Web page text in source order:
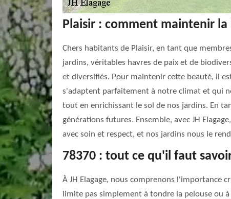
Plaisir : comment maintenir
Chers habitants de Plaisir, en tant que
jardins, véritables havres de paix et de
et diversifiés. Pour maintenir cette beauté, il
s'adaptent parfaitement à notre climat et qui
tout en enrichissant le sol de nos jardins. En
générations futures. Ensemble, avec JH
avec soin et respect, et nos jardins nous le
78370 : tout ce qu'il faut
À JH Elagage, nous comprenons l'importance
limite pas simplement à tondre la pelouse ou